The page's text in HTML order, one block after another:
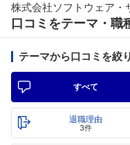
株式会社ソフトウェア・
口コミをテーマ・職
テーマから口コミを絞
すべて
退職理由
3件